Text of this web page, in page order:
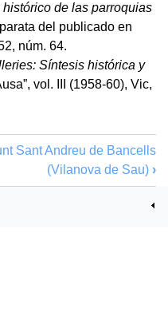
histórico de las parroquias
del publicado en
núm. 64.
Síntesis histórica y
vol. III (1958-60), Vic,
Sant Andreu de Bancells
(Vilanova de Sau) ›